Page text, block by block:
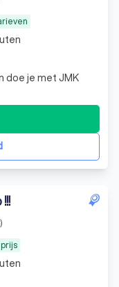
doe je met JMK